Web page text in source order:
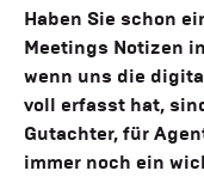
Haben Sie schon
Meetings Notizen
wenn uns die
voll erfasst hat,
Gutachter, für
immer noch ein